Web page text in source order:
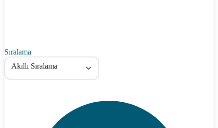
Sıralama
Akıllı Sıralama